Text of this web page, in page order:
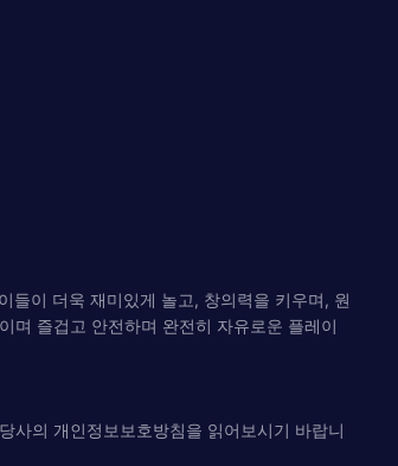
들이 더욱 재미있게 놀고, 창의력을 키우며, 원
며 즐겁고 안전하며 완전히 자유로운 플레이
의 개인정보보호방침을 읽어보시기 바랍니